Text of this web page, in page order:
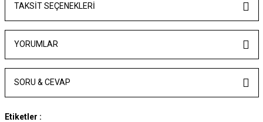
TAKSIT SEÇENEKLERI
YORUMLAR
SORU & CEVAP
Etiketler :